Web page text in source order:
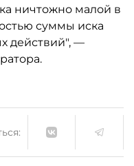
ничтожно малой в
суммы иска
действий", —